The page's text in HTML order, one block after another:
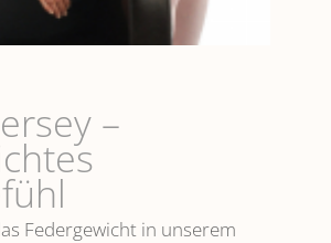
–
Federgewicht in unserem